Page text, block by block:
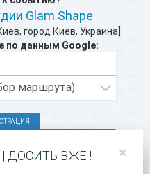
Glam Shape
город Киев, Украина]
по данным Google:
×
| ДОСИТЬ ВЖЕ !